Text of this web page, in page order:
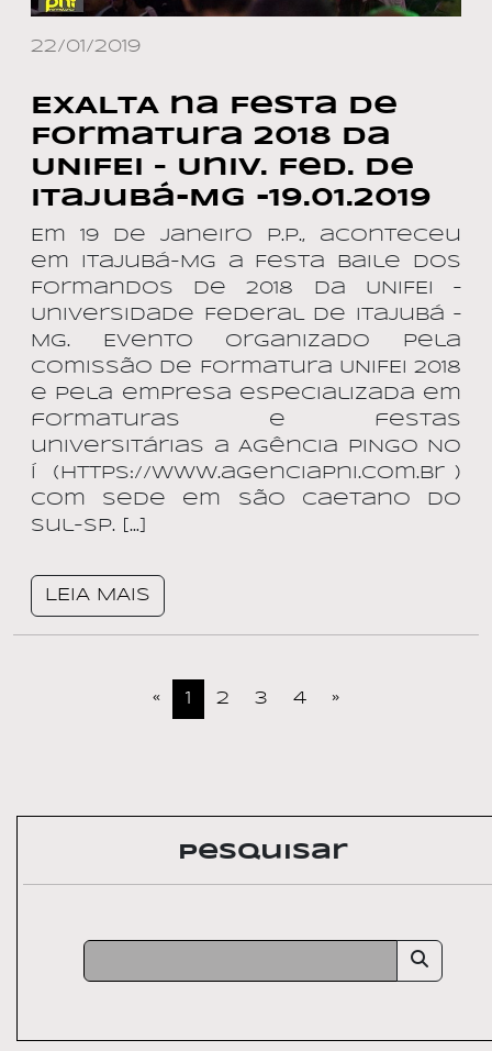
22/01/2019
EXALTA na Festa de
Formatura 2018 da
UNIFEI – Univ. Fed. de
Itajubá-MG -19.01.2019
Em 19 de janeiro p.p., aconteceu
em Itajubá-MG a Festa Baile dos
Formandos de 2018 da UNIFEI –
Universidade Federal de Itajubá –
MG. Evento organizado pela
Comissão de Formatura UNIFEI 2018
e pela empresa especializada em
formaturas e festas
universitárias a Agência PINGO NO
Í (https://www.agenciapni.com.br )
com sede em São Caetano do
Sul-SP. […]
LEIA MAIS
« 1 2 3 4 »
Pesquisar